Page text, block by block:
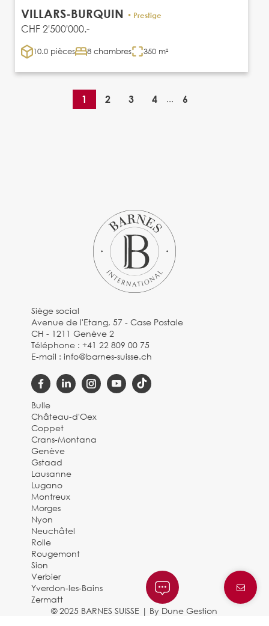
VILLARS-BURQUIN • Prestige
CHF 2'500'000.-
10.0 pièces 8 chambres 350 m²
1 2 3 4 ... 6
Siège social
Avenue de l'Etang, 57 - Case Postale
CH - 1211 Genève 2
Téléphone :+41 22 809 00 75
E-mail :info@barnes-suisse.ch
Bulle
Château-d'Oex
Coppet
Crans-Montana
Genève
Gstaad
Lausanne
Lugano
Montreux
Morges
Nyon
Neuchâtel
Rolle
Rougemont
Sion
Verbier
Yverdon-les-Bains
Zermatt
© 2025 BARNES SUISSE | By Dune Gestion